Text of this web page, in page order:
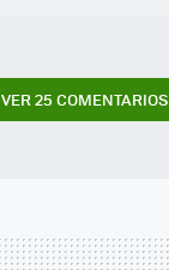
VER25 COMENTARIOS